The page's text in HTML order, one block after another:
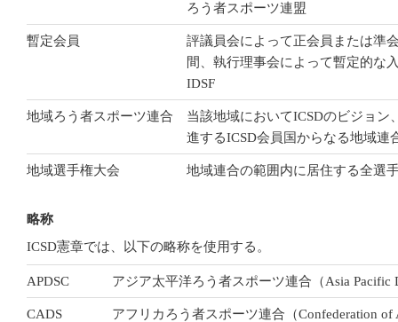
ろう者スポーツ連盟
暫定会員
評議員会によって正会員または準
間、執行理事会によって暫定的な
IDSF
地域ろう者スポーツ連合
当該地域においてICSDのビジョン
進するICSD会員国からなる地域連
地域選手権大会 地域連合の範囲内に居住する全選
略称
ICSD憲章では、以下の略称を使用する。
APDSC アジア太平洋ろう者スポーツ連合（Asia Pacific
CADS アフリカろう者スポーツ連合（Confederation of